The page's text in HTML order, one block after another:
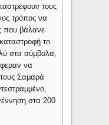
τους
τρόπος να
που βάλανε
το
στα σύμβολα,
να
Σαμαρά
στα 200